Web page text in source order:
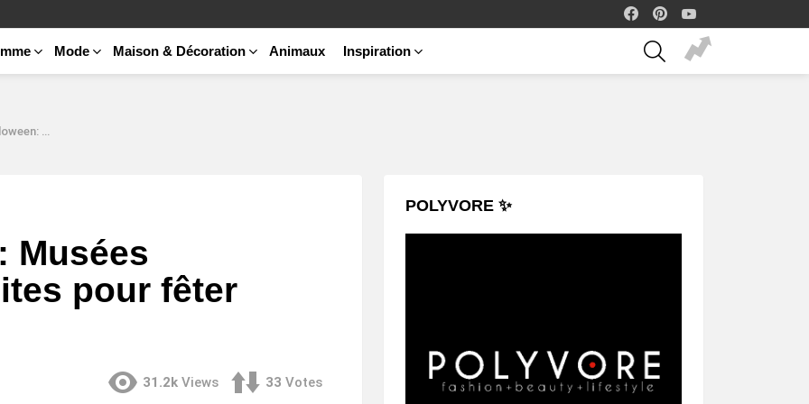
facebook
Mode Maison & Décoration Animaux Inspiration
SEARCH
Halloween
Musées
pour fêter
31.2k Views 33 Votes
POLYVORE ✨